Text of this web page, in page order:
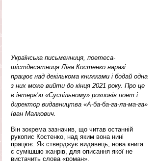
Українська письменниця, поетеса-
шістдесятниця Ліна Костенко наразі
працює над декількома книжками і бодай одна
з них може вийти до кінця 2021 року. Про це
в інтерв’ю «Суспільному» розповів поет і
директор видавництва «А-ба-ба-га-ла-ма-га»
Іван Малкович.
Він зокрема зазначив, що читав останній
рукопис Костенко, над яким вона нині
працює. Як стверджує видавець, нова книга
є сумішшю жанрів, для описання якої не
вистачить слова «роман».